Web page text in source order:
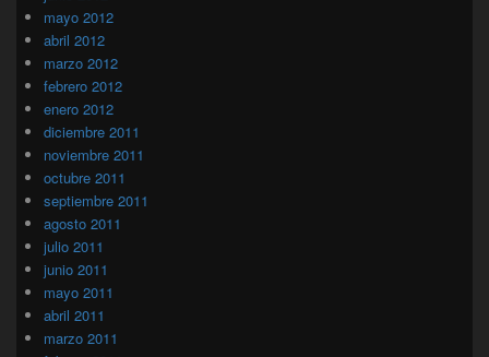
mayo 2012
abril 2012
marzo 2012
febrero 2012
enero 2012
diciembre 2011
noviembre 2011
octubre 2011
septiembre 2011
agosto 2011
julio 2011
junio 2011
mayo 2011
abril 2011
marzo 2011